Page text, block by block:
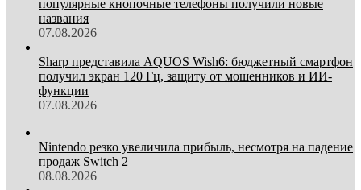
популярные кнопочные телефоны получили новые
названия
07.08.2026
Sharp представила AQUOS Wish6: бюджетный смартфон
получил экран 120 Гц, защиту от мошенников и ИИ-
функции
07.08.2026
Nintendo резко увеличила прибыль, несмотря на падение
продаж Switch 2
08.08.2026